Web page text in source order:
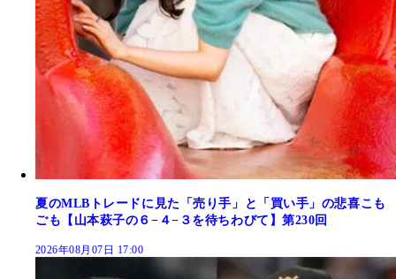
夏のMLBトレードに見た「売り手」と「買い手」の悲喜こも
ごも【山本萩子の６−４−３を待ちわびて】第230回
2026年08月07日 17:00